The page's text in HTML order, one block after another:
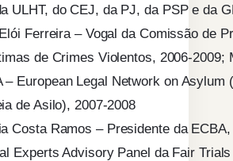
ULHT, do CEJ, da PJ, da PSP e da
Ferreira – Vogal da Comissão de
de Crimes Violentos, 2006-2009;
– European Legal Network on Asylum
de Asilo), 2007-2008
Costa Ramos – Presidente da
Experts Advisory Panel da Fair Trials